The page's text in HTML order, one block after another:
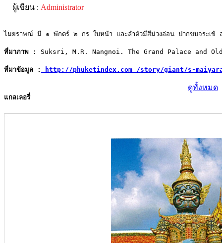
ผู้เขียน : Administrator
ไมยราพณ์ มี ๑ พักตร์ ๒ กร ใบหน้า และลำตัวมีสีม่วงอ่อน ปากขบจระเข้ ส่วน
ที่มาภาพ : Suksri, M.R. Nangnoi. The Grand Palace and
ที่มาข้อมูล : http://phuketindex.com /story/giant/s-
แกลเลอรี่
ดูทั้งหมด